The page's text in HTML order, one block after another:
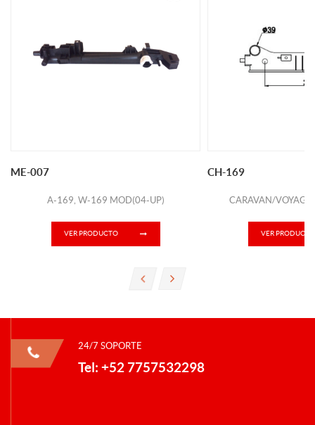
ME-007
A-169, W-169 MOD(04-UP)
VER PRODUCTO
CH-169
CARAVAN/
VER PRODUCTO
24/7 SOPORTE
Tel: +52 7757532298